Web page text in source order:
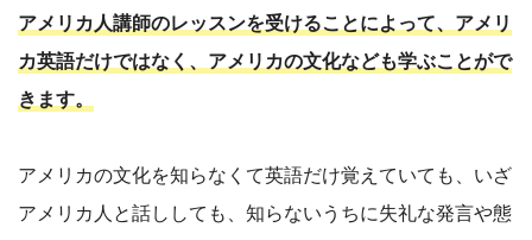
アメリカ人講師のレッスンを受けることによって、アメリ
カ英語だけではなく、アメリカの文化なども学ぶことがで
きます。
アメリカの文化を知らなくて英語だけ覚えていても、いざ
アメリカ人と話ししても、知らないうちに失礼な発言や態